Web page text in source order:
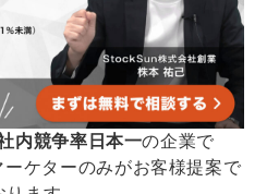
内競争率日本一の企業で
ケターのみがお客様提案で